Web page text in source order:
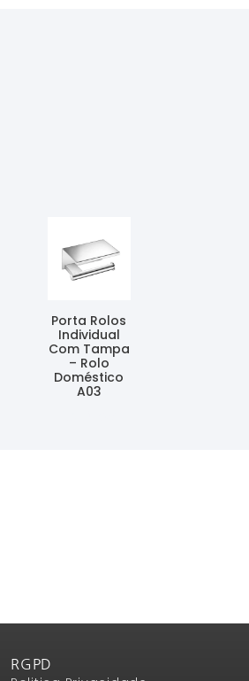
Porta Rolos
Individual
Com Tampa
– Rolo
Doméstico
A03
RGPD